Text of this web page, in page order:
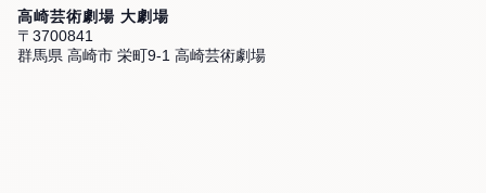
高崎芸術劇場 大劇場
〒3700841
群馬県 高崎市 栄町9-1 高崎芸術劇場